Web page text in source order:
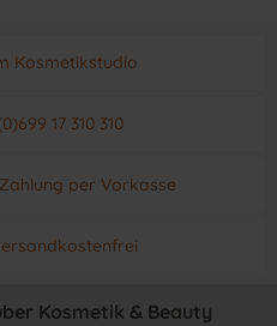
Kosmetikstudio
- Österreich
17 310 310
von 9 - 17 Uhrper Vorkasse
aktuelles Produkt
vom Hersteller
Kosmetik & Beauty